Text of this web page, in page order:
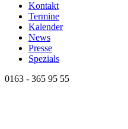
Kontakt
Termine
Kalender
News
Presse
Spezials
0163 - 365 95 55